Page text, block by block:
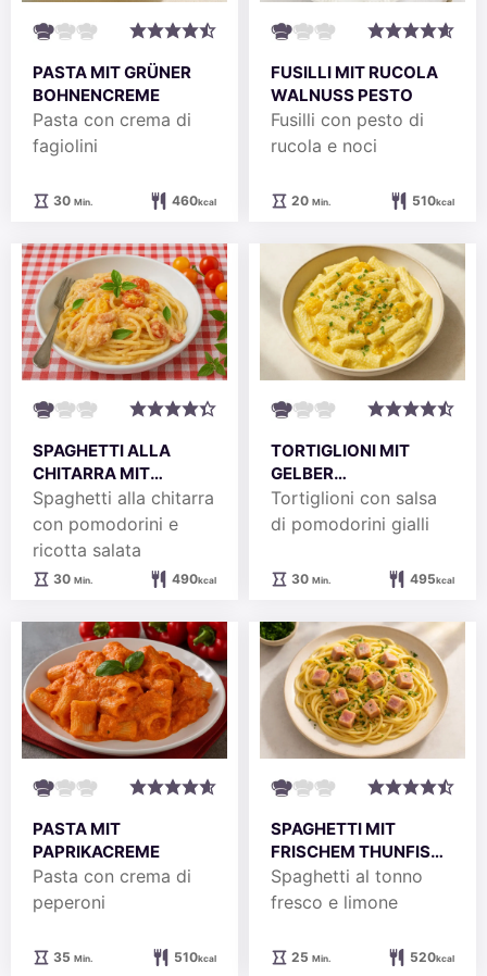
PASTA MIT GRÜNER
BOHNENCREME
Pasta con crema di
fagiolini
30Minuten
Min. 460kcal
FUSILLI MIT RUCOLA
WALNUSS PESTO
Fusilli con pesto di
rucola e noci
20Minuten
Min. 510kcal
SPAGHETTI ALLA
CHITARRA MIT
KIRSCHTOMATEN UND
RICOTTA SALATA
Spaghetti alla chitarra
con pomodorini e
ricotta salata
30Minuten
Min. 490kcal
TORTIGLIONI MIT
GELBER
TOMATENSOSSE
Tortiglioni con salsa
di pomodorini gialli
30Minuten
Min. 495kcal
PASTA MIT
PAPRIKACREME
Pasta con crema di
peperoni
35Minuten
Min. 510kcal
SPAGHETTI MIT
FRISCHEM THUNFISCH
UND ZITRONE
Spaghetti al tonno
fresco e limone
25Minuten
Min. 520kcal